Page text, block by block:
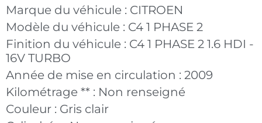
Marque du véhicule : CITROEN
Modèle du véhicule : C4 1 PHASE 2
Finition du véhicule : C4 1 PHASE 2 1.6 HDI -
16V TURBO
Année de mise en circulation : 2009
Kilométrage ** : Non renseigné
Couleur : Gris clair